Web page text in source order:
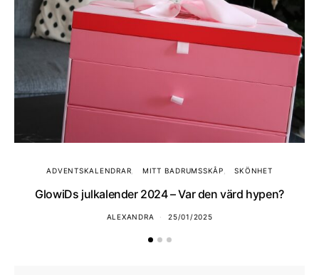
ADVENTSKALENDRAR MITT BADRUMSSKÅP SKÖNHET
GlowiDs julkalender 2024 – Var den värd hypen?
ALEXANDRA 25/01/2025